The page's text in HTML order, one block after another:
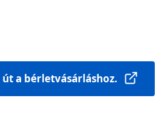
a bérletvásárláshoz.